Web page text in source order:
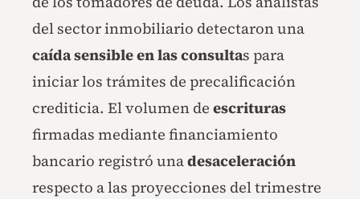
del sector inmobiliario detectaron una
caída sensible en las consultas para
iniciar los trámites de precalificación
crediticia. El volumen de escrituras
firmadas mediante financiamiento
bancario registró unadesaceleración
respecto a las proyecciones del trimestre